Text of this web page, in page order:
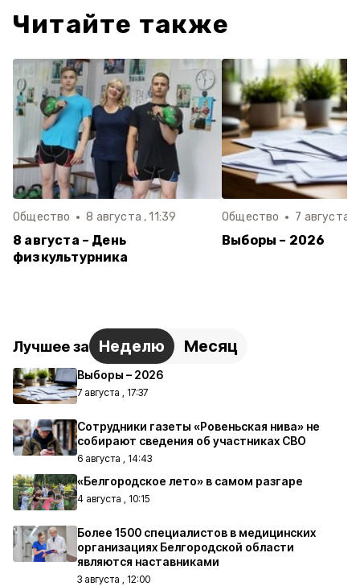
Читайте также
Общество 8 августа , 11:39
8 августа – День
физкультурника
Общество 7 августа ,
Выборы – 2026
Лучшее за Неделю Месяц
Выборы – 2026
7 августа , 17:37
Сотрудники газеты «Ровеньская нива» не
собирают сведения об участниках СВО
6 августа , 14:43
«Белгородское лето» в самом разгаре
4 августа , 10:15
Более 1500 специалистов в медицинских
организациях Белгородской области
являются наставниками
3 августа , 12:00